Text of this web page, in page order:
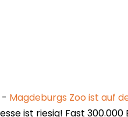
- Magdeburgs Zoo ist auf
ist riesig! Fast